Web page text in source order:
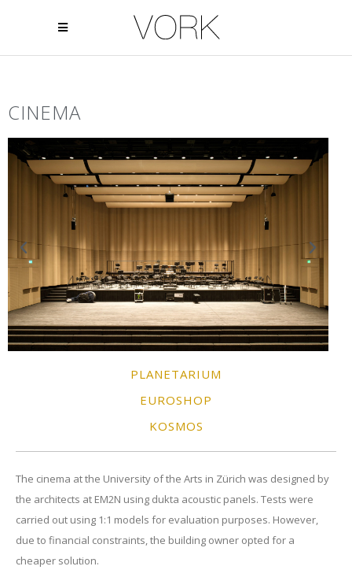
CINEMA
PLANETARIUM
EUROSHOP
KOSMOS
The cinema at the University of the Arts in Zürich was designed by
the architects at EM2N using dukta acoustic panels. Tests were
carried out using 1:1 models for evaluation purposes. However,
due to financial constraints, the building owner opted for a
cheaper solution.